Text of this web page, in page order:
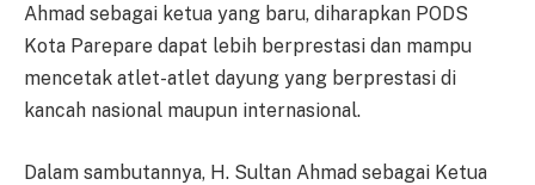
Ahmad sebagai ketua yang baru, diharapkan PODS
Kota Parepare dapat lebih berprestasi dan mampu
mencetak atlet-atlet dayung yang berprestasi di
kancah nasional maupun internasional.
Dalam sambutannya, H. Sultan Ahmad sebagai Ketua